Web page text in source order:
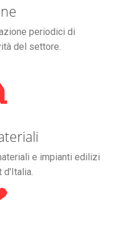
periodici di
del settore.
e impianti edilizi
d'Italia.